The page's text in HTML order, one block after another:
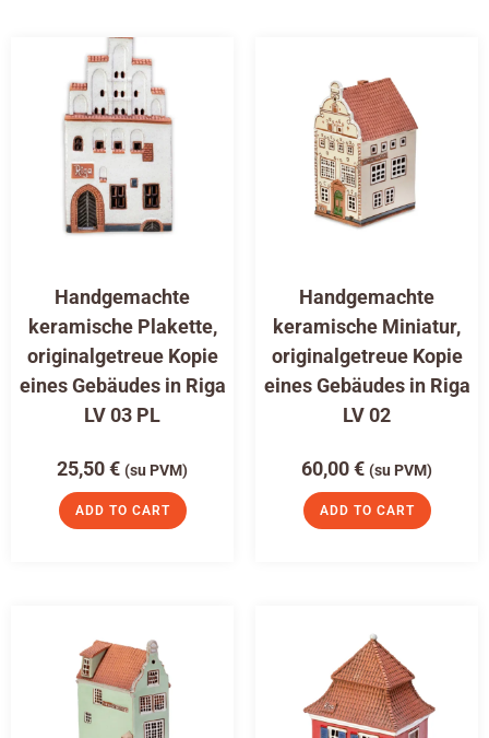
Handgemachte
keramische Plakette,
originalgetreue Kopie
eines Gebäudes in Riga
LV 03 PL
25,50€ (su PVM)
ADD TO CART
Handgemachte
keramische Miniatur,
originalgetreue Kopie
eines Gebäudes in Riga
LV 02
60,00€ (su PVM)
ADD TO CART